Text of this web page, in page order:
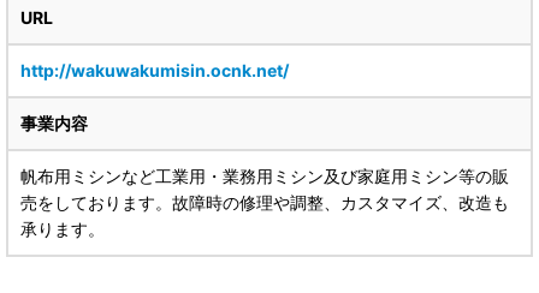
URL
http://wakuwakumisin.ocnk.net/
事業内容
帆布用ミシンなど工業用・業務用ミシン及び家庭用ミシン等の販
売をしております。故障時の修理や調整、カスタマイズ、改造も
承ります。